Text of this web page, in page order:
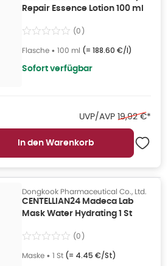
Repair Essence Lotion 100 ml
(0)
Flasche • 100 ml (= 188.60 €/l)
Sofort verfügbar
UVP/AVP Ehemaliger
19,92 €*
In den Warenkorb
Dongkook Pharmaceutical Co., Ltd.
CENTELLIAN24 Madeca Lab
Mask Water Hydrating 1 St
(0)
Maske • 1 St (= 4.45 €/St)